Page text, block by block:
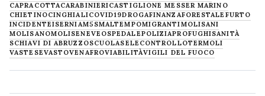
CAPRACOTTACARABINIERICASTIGLIONE MESSER MARINO
CHIETINOCINGHIALICOVID19DROGAFINANZAFORESTALE FURTO
INCIDENTEISERNIAM5SMALTEMPOMIGRANTIMOLISANI
MOLISANOMOLISENEVE OSPEDALEPOLIZIAPROFUGHISANITÀ
SCHIAVI DI ABRUZZOSCUOLASELECONTROLLOTERMOLI
VASTESEVASTOVENAFROVIABILITÀVIGILI DEL FUOCO